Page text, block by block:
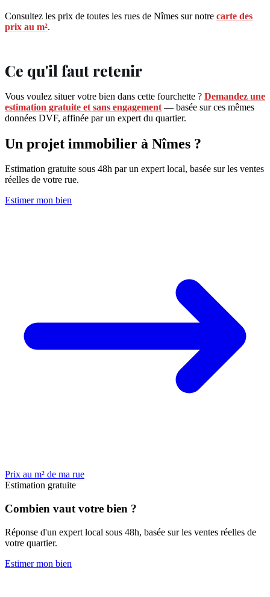
Consultez les prix de toutes les rues de Nîmes sur notre carte des
prix au m².
Ce qu'il faut retenir
Vous voulez situer votre bien dans cette fourchette ? Demandez une
estimation gratuite et sans engagement — basée sur ces mêmes
données DVF, affinée par un expert du quartier.
Un projet immobilier à Nîmes ?
Estimation gratuite sous 48h par un expert local, basée sur les ventes
réelles de votre rue.
Estimer mon bien
Prix au m² de ma rue
Estimation gratuite
Combien vaut votre bien ?
Réponse d'un expert local sous 48h, basée sur les ventes réelles de
votre quartier.
Estimer mon bien